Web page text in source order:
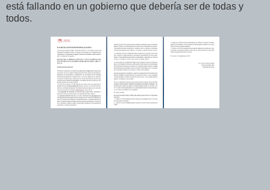
está fallando en un gobierno que debería ser de todas y
todos.